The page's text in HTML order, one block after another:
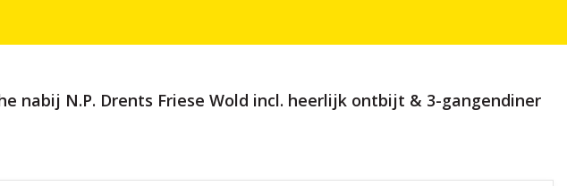
nabij N.P. Drents Friese Wold incl. heerlijk ontbijt & 3-gangendiner